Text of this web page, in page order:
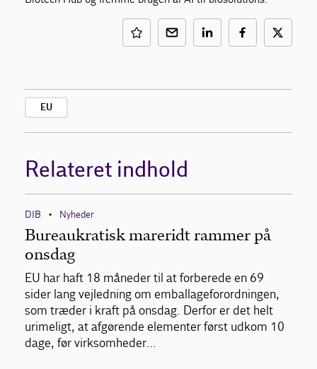
EU
Relateret indhold
DIB • Nyheder
Bureaukratisk mareridt rammer på
onsdag
EU har haft 18 måneder til at forberede en 69
sider lang vejledning om emballageforordningen,
som træder i kraft på onsdag. Derfor er det helt
urimeligt, at afgørende elementer først udkom 10
dage, før virksomheder…